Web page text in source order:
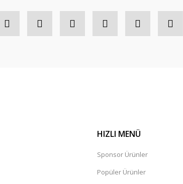
HIZLI MENÜ
Sponsor Ürünler
Popüler Ürünler